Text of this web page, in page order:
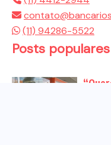
(11) 94286-5522
Posts populares